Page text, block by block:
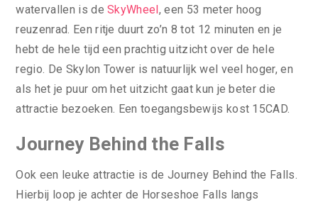
watervallen is deSkyWheel, een 53 meter hoog
reuzenrad. Een ritje duurt zo’n 8 tot 12 minuten en je
hebt de hele tijd een prachtig uitzicht over de hele
regio. De Skylon Tower is natuurlijk wel veel hoger, en
als het je puur om het uitzicht gaat kun je beter die
attractie bezoeken. Een toegangsbewijs kost 15CAD.
Journey Behind the Falls
Ook een leuke attractie is de Journey Behind the Falls.
Hierbij loop je achter de Horseshoe Falls langs